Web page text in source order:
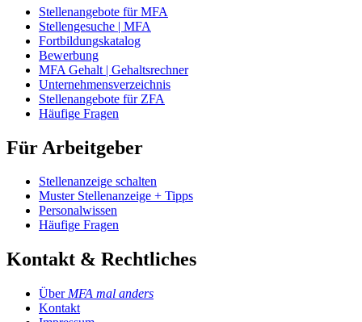
Stellenangebote für MFA
Stellengesuche | MFA
Fortbildungskatalog
Bewerbung
MFA Gehalt | Gehaltsrechner
Unternehmensverzeichnis
Stellenangebote für ZFA
Häufige Fragen
Für Arbeitgeber
Stellenanzeige schalten
Muster Stellenanzeige + Tipps
Personalwissen
Häufige Fragen
Kontakt & Rechtliches
Über MFA mal anders
Kontakt